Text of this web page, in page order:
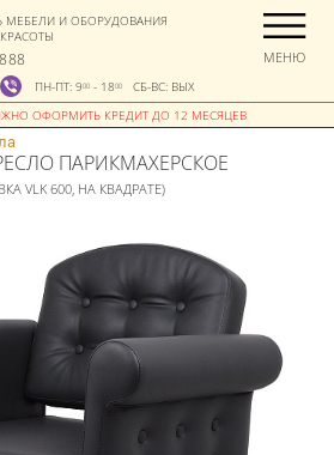
МЕБЕЛИ И ОБОРУДОВАНИЯ
ПН-ПТ: 900- 1800СБ-ВС: ВЫХ
МЕНЮ
ПАРИКМАХЕРСКОЕ
VLK 600, НА КВАДРАТЕ)